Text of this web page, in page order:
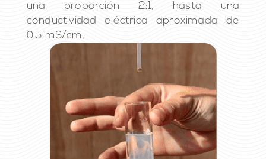
una proporción 2:1, hasta una
conductividad eléctrica aproximada de
0.5 mS/cm.